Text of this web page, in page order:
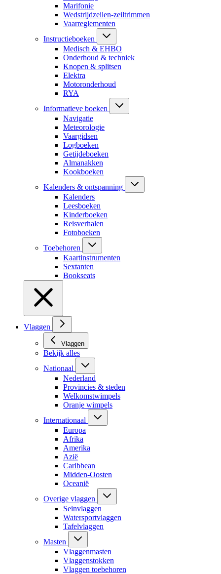
Marifonie
Wedstrijdzeilen-zeiltrimmen
Vaarreglementen
Instructieboeken
Medisch & EHBO
Onderhoud & techniek
Knopen & splitsen
Elektra
Motoronderhoud
RYA
Informatieve boeken
Navigatie
Meteorologie
Vaargidsen
Logboeken
Getijdeboeken
Almanakken
Kookboeken
Kalenders & ontspanning
Kalenders
Leesboeken
Kinderboeken
Reisverhalen
Fotoboeken
Toebehoren
Kaartinstrumenten
Sextanten
Bookseats
Vlaggen
Vlaggen
Bekijk alles
Nationaal
Nederland
Provincies & steden
Welkomstwimpels
Oranje wimpels
Internationaal
Europa
Afrika
Amerika
Azië
Caribbean
Midden-Oosten
Oceanië
Overige vlaggen
Seinvlaggen
Watersportvlaggen
Tafelvlaggen
Masten
Vlaggenmasten
Vlaggenstokken
Vlaggen toebehoren